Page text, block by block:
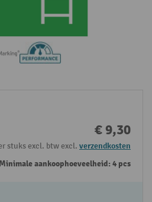
€ 9,30
stuks excl. btw excl. verzendkosten
Minimale aankoophoeveelheid: 4 pcs